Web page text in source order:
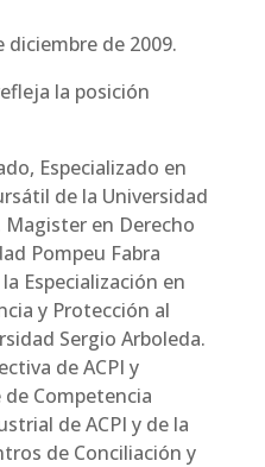
diciembre de 2009.
la posición
Especializado en
de la Universidad
en Derecho
Pompeu Fabra
Especialización en
y Protección al
Sergio Arboleda.
de ACPI y
Competencia
de ACPI y de la
de Conciliación y